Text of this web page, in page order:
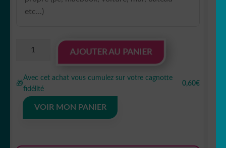
etc...)
autocollant
MacBook
Hibou
AJOUTER AU PANIER
🎁
Avec cet achat vous cumulez sur votre cagnotte
fidélité
0,60€
VOIR MON PANIER